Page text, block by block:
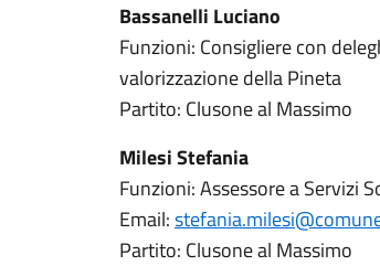
Bassanelli Luciano
Funzioni: Consigliere con
valorizzazione della Pineta
Partito: Clusone al Massimo
Milesi Stefania
Funzioni: Assessore a Servizi
Email:
Partito: Clusone al Massimo